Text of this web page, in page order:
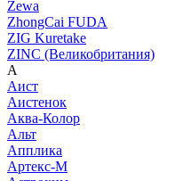
Zewa
ZhongCai FUDA
ZIG Kuretake
ZINC (Великобритания)
А
Аист
Аистенок
Аква-Колор
Альт
Апплика
Артекс-М